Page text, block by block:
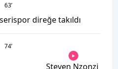
63’
direğe takıldı
74’
Steven Nzonzi